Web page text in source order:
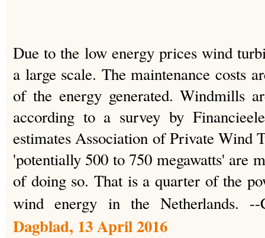
Due to the low energy prices wind
a large scale. The maintenance costs
of the energy generated. Windmills
according to a survey by
estimates Association of Private Wind
'potentially 500 to 750 megawatts' are
of doing so. That is a quarter of the
wind energy in the Netherlands.
Dagblad, 13 April 2016